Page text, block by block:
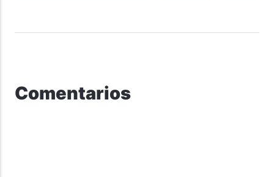
Comentarios